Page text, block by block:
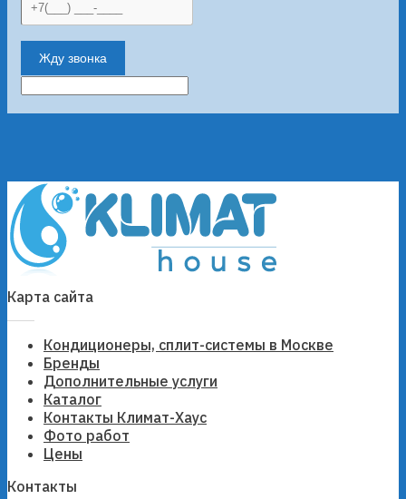
Жду звонка
Карта сайта
Кондиционеры, сплит-системы в Москве
Бренды
Дополнительные услуги
Каталог
Контакты Климат-Хаус
Фото работ
Цены
Контакты